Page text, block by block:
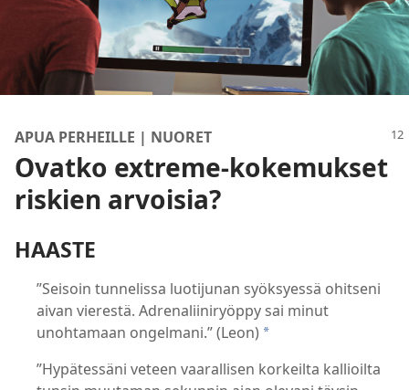
APUA PERHEILLE | NUORET
Ovatko extreme-kokemukset
riskien arvoisia?
HAASTE
”Seisoin tunnelissa luotijunan syöksyessä ohitseni
aivan vierestä. Adrenaliiniryöppy sai minut
unohtamaan ongelmani.” (Leon) *
”Hypätessäni veteen vaarallisen korkeilta kallioilta